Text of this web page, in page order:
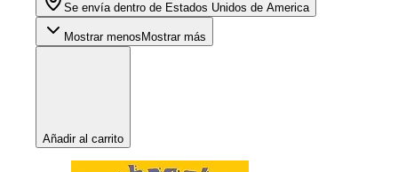
Se envía dentro de Estados Unidos de America
Mostrar menos Mostrar más
Añadir al carrito